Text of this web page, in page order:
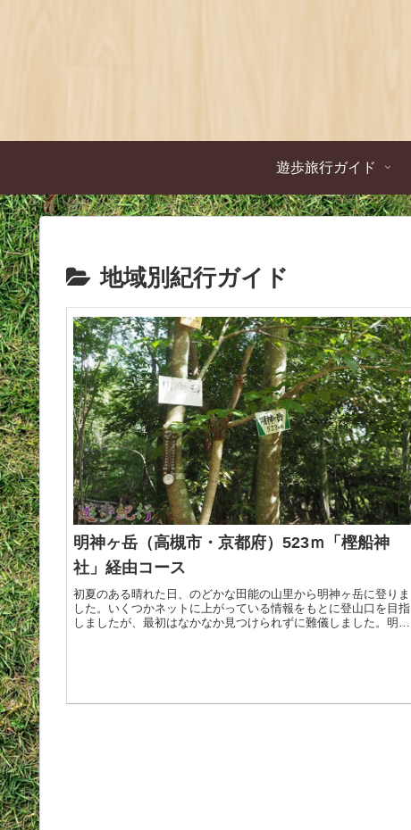
遊歩旅行ガイド
地域別紀行ガイド
明神ヶ岳（高槻市・京都府）523ｍ「樫船神
社」経由コース
初夏のある晴れた日、のどかな田能の山里から明神ヶ岳に登りま
した。いくつかネットに上がっている情報をもとに登山口を目指
しましたが、最初はなかなか見つけられずに難儀しました。明神